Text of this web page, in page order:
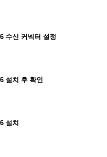
수신 커넥터 설정
설치 후 확인
설치